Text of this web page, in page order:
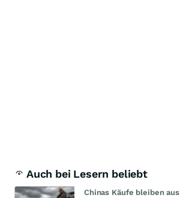
Auch bei Lesern beliebt
Chinas Käufe bleiben aus